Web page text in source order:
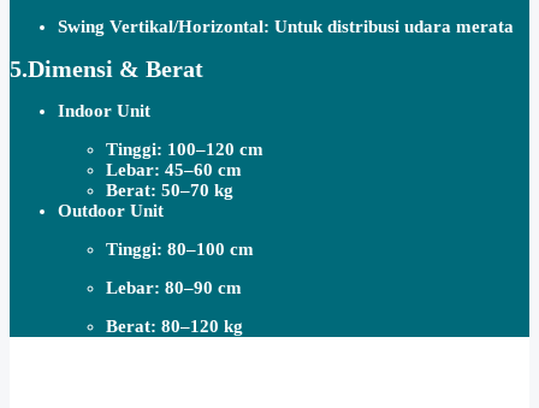
Swing Vertikal/Horizontal: Untuk distribusi udara merata
5.Dimensi & Berat
Indoor Unit
Tinggi: 100–120 cm
Lebar: 45–60 cm
Berat: 50–70 kg
Outdoor Unit
Tinggi: 80–100 cm
Lebar: 80–90 cm
Berat: 80–120 kg